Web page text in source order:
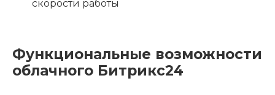
скорости работы
Функциональные возможности
облачного Битрикс24